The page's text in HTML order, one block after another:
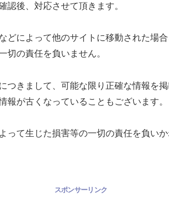
認後、対応させて頂きます。
どによって他のサイトに移動された場
切の責任を負いません。
つきまして、可能な限り正確な情報を
報が古くなっていることもございます。
って生じた損害等の一切の責任を負い
スポンサーリンク